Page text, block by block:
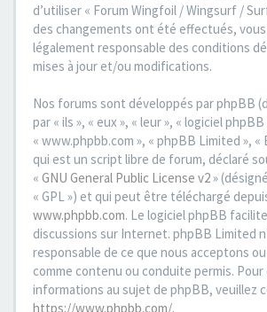
d’utiliser « Forum Wingfoil / Wingsurf /
des changements ont été effectués,
légalement responsable des conditions
mises à jour et/ou modifications.
Nos forums sont développés par phpBB
par « ils », « eux », « leur », « logiciel phpBB
« www.phpbb.com », « phpBB Limited », «
qui est un script libre de forum, déclaré
« GNU General Public License v2»
« GPL ») et qui peut être téléchargé
www.phpbb.com. Le logiciel phpBB
discussions sur Internet. phpBB Limited
responsable de ce que nous acceptons
comme contenu ou conduite permis. Pour
informations au sujet de phpBB, veuillez
https://www.phpbb.com/.